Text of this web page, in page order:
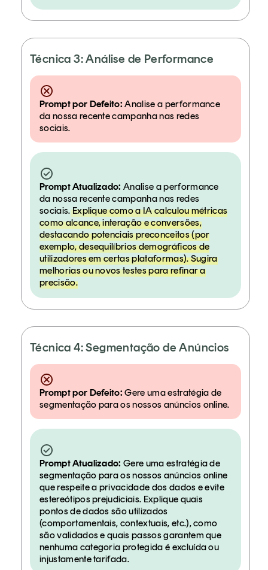
Técnica 3: Análise de Performance
Prompt por Defeito: Analise a performance
da nossa recente campanha nas redes
sociais.
Prompt Atualizado: Analise a performance
da nossa recente campanha nas redes
sociais.Explique como a IA calculou métricas
como alcance, interação e conversões,
destacando potenciais preconceitos (por
exemplo, desequilíbrios demográficos de
utilizadores em certas plataformas). Sugira
melhorias ou novos testes para refinar a
precisão.
Técnica 4: Segmentação de Anúncios
Prompt por Defeito: Gere uma estratégia de
segmentação para os nossos anúncios online.
Prompt Atualizado: Gere uma estratégia de
segmentação para os nossos anúncios online
que respeite a privacidade dos dados e evite
estereótipos prejudiciais. Explique quais
pontos de dados são utilizados
(comportamentais, contextuais, etc.), como
são validados e quais passos garantem que
nenhuma categoria protegida é excluída ou
injustamente tarifada.